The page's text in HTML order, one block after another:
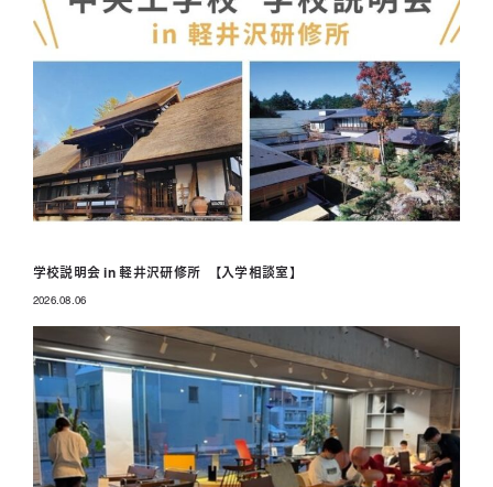
学校説明会 in 軽井沢研修所 【入学相談室】
2026.08.06